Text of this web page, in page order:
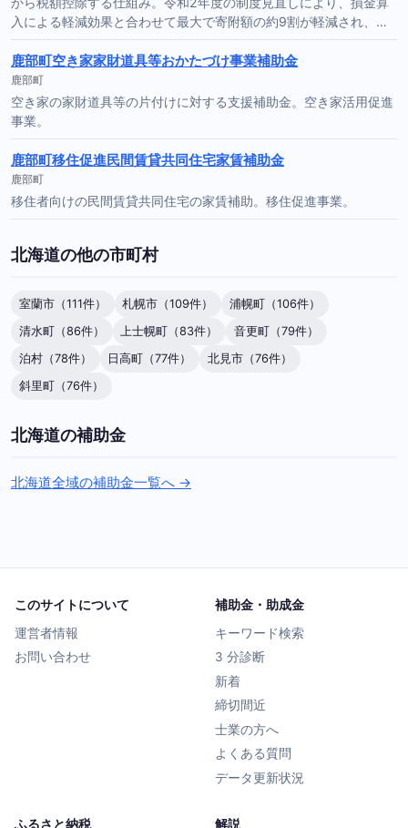
入による軽減効果と合わせて最大で寄附額の約9割が軽減され、…
鹿部町空き家家財道具等おかたづけ事業補助金
鹿部町
空き家の家財道具等の片付けに対する支援補助金。空き家活用促進
事業。
鹿部町移住促進民間賃貸共同住宅家賃補助金
鹿部町
移住者向けの民間賃貸共同住宅の家賃補助。移住促進事業。
北海道の他の市町村
室蘭市（111件） 札幌市（109件）
浦幌町（106件）
清水町（86件）
上士幌町（83件）
音更町（79件）
泊村（78件）
日高町（77件）
北見市（76件）
斜里町（76件）
北海道の補助金
北海道全域の補助金一覧へ →
このサイトについて
運営者情報
お問い合わせ
補助金・助成金
キーワード検索
3 分診断
新着
締切間近
士業の方へ
よくある質問
データ更新状況
ふるさと納税 解説